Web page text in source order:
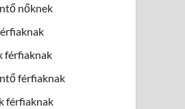
nőknek
férfiaknak
férfiaknak
férfiaknak